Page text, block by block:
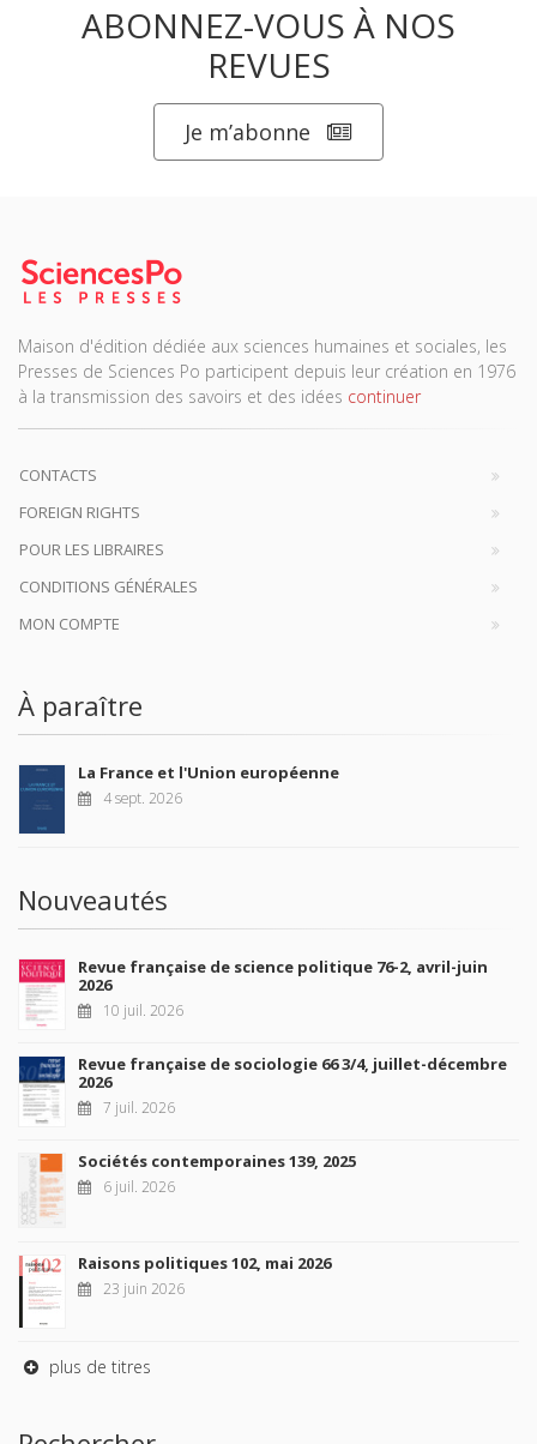
ABONNEZ-VOUS À NOS
REVUES
Je m’abonne
Maison d'édition dédiée aux sciences humaines et sociales, les
Presses de Sciences Po participent depuis leur création en 1976
à la transmission des savoirs et des idées continuer
CONTACTS
FOREIGN RIGHTS
POUR LES LIBRAIRES
CONDITIONS GÉNÉRALES
MON COMPTE
À paraître
La France et l'Union européenne
4 sept. 2026
Nouveautés
Revue française de science politique 76-2, avril-juin
2026
10 juil. 2026
Revue française de sociologie 66 3/4, juillet-décembre
2026
7 juil. 2026
Sociétés contemporaines 139, 2025
6 juil. 2026
Raisons politiques 102, mai 2026
23 juin 2026
plus de titres